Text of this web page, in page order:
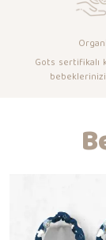
Gots sertifikalı